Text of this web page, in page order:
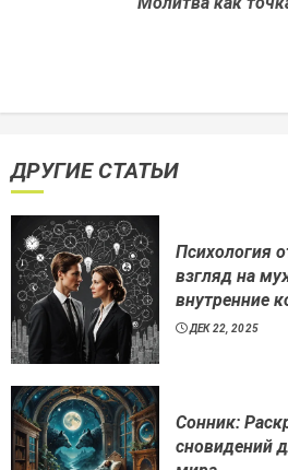
ДРУГИЕ СТАТЬИ
Психология
взгляд на
внутренние
ДЕК 22, 2025
Сонник:
сновидений